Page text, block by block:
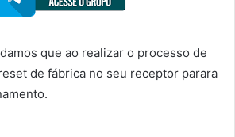
que ao realizar o processo de
de fábrica no seu receptor parara